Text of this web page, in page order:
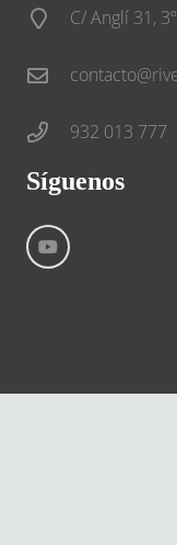
C/ Anglí 31,
932 013 777
Síguenos